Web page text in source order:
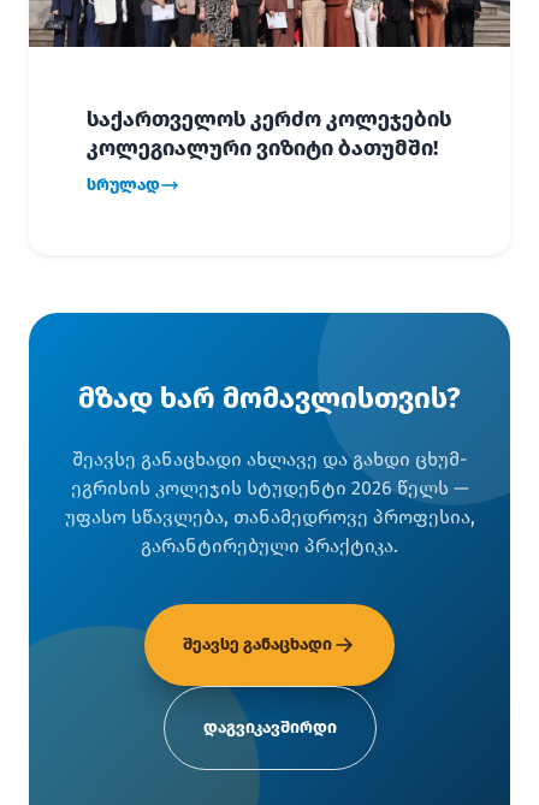
საქართველოს კერძო კოლეჯების
კოლეგიალური ვიზიტი ბათუმში!
სრულად
მზად ხარ მომავლისთვის?
შეავსე განაცხადი ახლავე და გახდი ცხუმ-
ეგრისის კოლეჯის სტუდენტი 2026 წელს —
უფასო სწავლება, თანამედროვე პროფესია,
გარანტირებული პრაქტიკა.
შეავსე განაცხადი
დაგვიკავშირდი